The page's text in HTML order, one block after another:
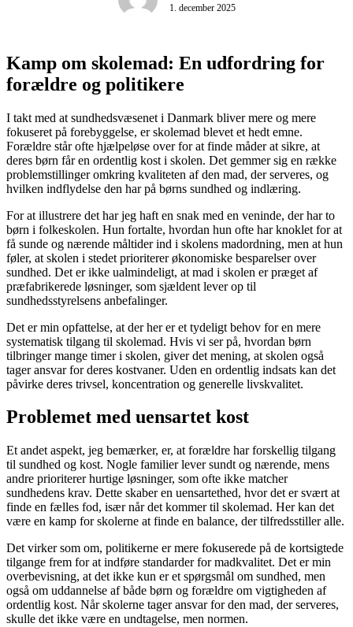
1. december 2025
Kamp om skolemad: En udfordring for
forældre og politikere
I takt med at sundhedsvæsenet i Danmark bliver mere og mere
fokuseret på forebyggelse, er skolemad blevet et hedt emne.
Forældre står ofte hjælpeløse over for at finde måder at sikre, at
deres børn får en ordentlig kost i skolen. Det gemmer sig en række
problemstillinger omkring kvaliteten af den mad, der serveres, og
hvilken indflydelse den har på børns sundhed og indlæring.
For at illustrere det har jeg haft en snak med en veninde, der har to
børn i folkeskolen. Hun fortalte, hvordan hun ofte har knoklet for at
få sunde og nærende måltider ind i skolens madordning, men at hun
føler, at skolen i stedet prioriterer økonomiske besparelser over
sundhed. Det er ikke ualmindeligt, at mad i skolen er præget af
præfabrikerede løsninger, som sjældent lever op til
sundhedsstyrelsens anbefalinger.
Det er min opfattelse, at der her er et tydeligt behov for en mere
systematisk tilgang til skolemad. Hvis vi ser på, hvordan børn
tilbringer mange timer i skolen, giver det mening, at skolen også
tager ansvar for deres kostvaner. Uden en ordentlig indsats kan det
påvirke deres trivsel, koncentration og generelle livskvalitet.
Problemet med uensartet kost
Et andet aspekt, jeg bemærker, er, at forældre har forskellig tilgang
til sundhed og kost. Nogle familier lever sundt og nærende, mens
andre prioriterer hurtige løsninger, som ofte ikke matcher
sundhedens krav. Dette skaber en uensartethed, hvor det er svært at
finde en fælles fod, især når det kommer til skolemad. Her kan det
være en kamp for skolerne at finde en balance, der tilfredsstiller alle.
Det virker som om, politikerne er mere fokuserede på de kortsigtede
tilgange frem for at indføre standarder for madkvalitet. Det er min
overbevisning, at det ikke kun er et spørgsmål om sundhed, men
også om uddannelse af både børn og forældre om vigtigheden af
ordentlig kost. Når skolerne tager ansvar for den mad, der serveres,
skulle det ikke være en undtagelse, men normen.